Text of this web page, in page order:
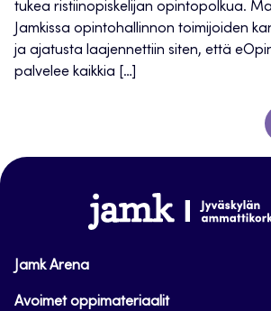
tukea ristiinopiskelijan opintopolkua.
Jamkissa opintohallinnon toimijoiden
ja ajatusta laajennettiin siten, että
palvelee kaikkia […]
www.jamk.fi
Jamk Arena
Avoimet oppimateriaalit